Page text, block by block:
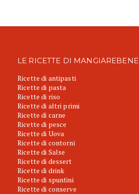
LE RICETTE DI MANGIAREBENE
Ricette di antipasti
Ricette di pasta
Ricette di riso
Ricette di altri primi
Ricette di carne
Ricette di pesce
Ricette di Uova
Ricette di contorni
Ricette di Salse
Ricette di dessert
Ricette di drink
Ricette di spuntini
Ricette di conserve